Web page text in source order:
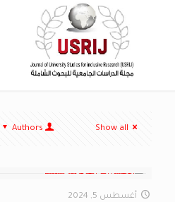
Authors Show all
أغسطس 5, 2024